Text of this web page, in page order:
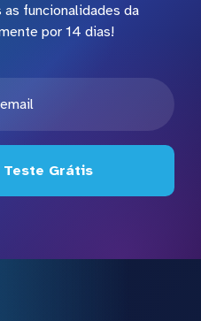
as funcionalidades da
por 14 dias!
Teste Grátis